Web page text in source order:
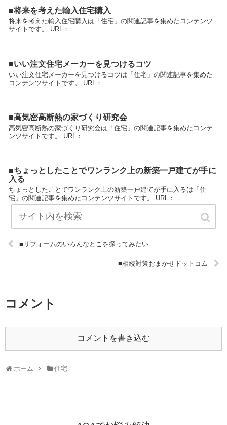
■将来を考えた輸入住宅購入
将来を考えた輸入住宅購入は「住宅」の関連記事を集めたコンテンツ
サイトです。 URL：
■いい注文住宅メーカーを見つけるコツ
いい注文住宅メーカーを見つけるコツは「住宅」の関連記事を集めた
コンテンツサイトです。 URL：
■高気密高断熱の家づくり研究会
高気密高断熱の家づくり研究会は「住宅」の関連記事を集めたコンテ
ンツサイトです。 URL：
■ちょっとしたことでワンランク上の新築一戸建てが手に
入る
ちょっとしたことでワンランク上の新築一戸建てが手に入るは「住
宅」の関連記事を集めたコンテンツサイトです。 URL：
■リフォームのいろんなとこを探ってみたい
■相続対策おまかせドットコム
コメント
コメントを書き込む
ホーム 住宅